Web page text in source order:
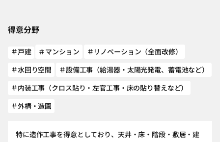
得意分野
＃戸建 ＃マンション
＃リノベーション（全面改修）
＃水回り空間
＃設備工事（給湯器・太陽光発電、蓄電池など）
＃内装工事（クロス貼り・左官工事・床の貼り替えなど）
＃外構・造園
特に造作工事を得意としており、天井・床・階段・敷居・建